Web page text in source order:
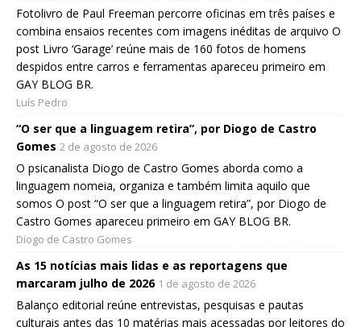
Fotolivro de Paul Freeman percorre oficinas em três países e
combina ensaios recentes com imagens inéditas de arquivo O
post Livro ‘Garage’ reúne mais de 160 fotos de homens
despidos entre carros e ferramentas apareceu primeiro em
GAY BLOG BR.
Luís Pedro
“O ser que a linguagem retira”, por Diogo de Castro
Gomes 2 de agosto de 2026
O psicanalista Diogo de Castro Gomes aborda como a
linguagem nomeia, organiza e também limita aquilo que
somos O post “O ser que a linguagem retira”, por Diogo de
Castro Gomes apareceu primeiro em GAY BLOG BR.
Diogo de Castro Gomes
As 15 notícias mais lidas e as reportagens que
marcaram julho de 2026 1 de agosto de 2026
Balanço editorial reúne entrevistas, pesquisas e pautas
culturais antes das 10 matérias mais acessadas por leitores do